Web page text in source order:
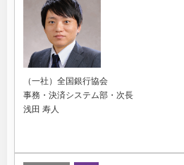
（一社）全国銀行協会
事務・決済システム部・次長
浅田 寿人